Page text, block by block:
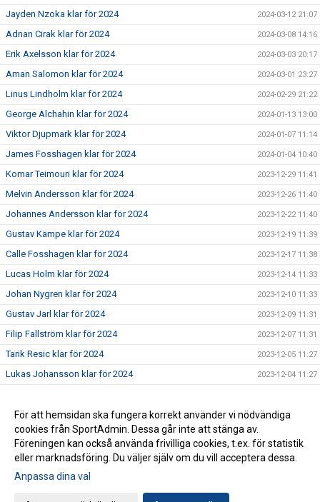
Jayden Nzoka klar för 2024 2024-03-12 21:07
Adnan Cirak klar för 2024 2024-03-08 14:16
Erik Axelsson klar för 2024 2024-03-03 20:17
Aman Salomon klar för 2024 2024-03-01 23:27
Linus Lindholm klar för 2024 2024-02-29 21:22
George Alchahin klar för 2024 2024-01-13 13:00
Viktor Djupmark klar för 2024 2024-01-07 11:14
James Fosshagen klar för 2024 2024-01-04 10:40
Komar Teimouri klar för 2024 2023-12-29 11:41
Melvin Andersson klar för 2024 2023-12-26 11:40
Johannes Andersson klar för 2024 2023-12-22 11:40
Gustav Kämpe klar för 2024 2023-12-19 11:39
Calle Fosshagen klar för 2024 2023-12-17 11:38
Lucas Holm klar för 2024 2023-12-14 11:33
Johan Nygren klar för 2024 2023-12-10 11:33
Gustav Jarl klar för 2024 2023-12-09 11:31
Filip Fallström klar för 2024 2023-12-07 11:31
Tarik Resic klar för 2024 2023-12-05 11:27
Lukas Johansson klar för 2024 2023-12-04 11:27
Anders Pense förlänger 2023-11-02 10:33
Anders Pense klar som huvudtränare inför säsongen 2024 2023-11-01 11:15
Gå till Webbversion
För att hemsidan ska fungera korrekt använder vi nödvändiga
cookies från SportAdmin. Dessa går inte att stänga av.
Föreningen kan också använda frivilliga cookies, t.ex. för statistik
eller marknadsföring. Du väljer själv om du vill acceptera dessa.
Anpassa dina val